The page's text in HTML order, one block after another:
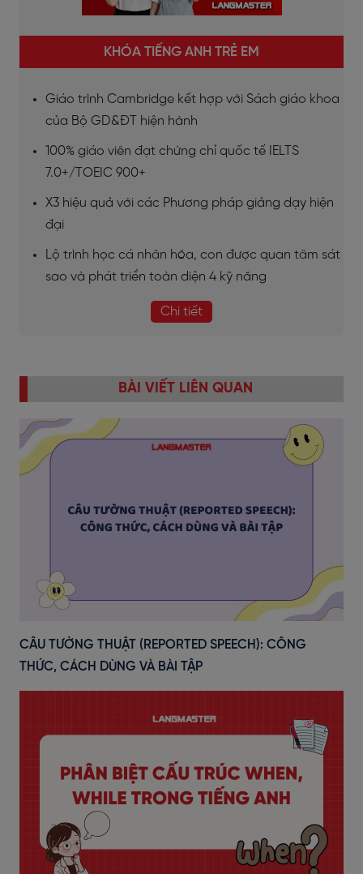
KHÓA TIẾNG ANH TRẺ EM
Giáo trình Cambridge kết hợp với Sách giáo khoa
của Bộ GD&ĐT hiện hành
100% giáo viên đạt chứng chỉ quốc tế IELTS
7.0+/TOEIC 900+
X3 hiệu quả với các Phương pháp giảng dạy hiện
đại
Lộ trình học cá nhân hóa, con được quan tâm sát
sao và phát triển toàn diện 4 kỹ năng
Chi tiết
BÀI VIẾT LIÊN QUAN
CÂU TƯỜNG THUẬT (REPORTED SPEECH): CÔNG
THỨC, CÁCH DÙNG VÀ BÀI TẬP